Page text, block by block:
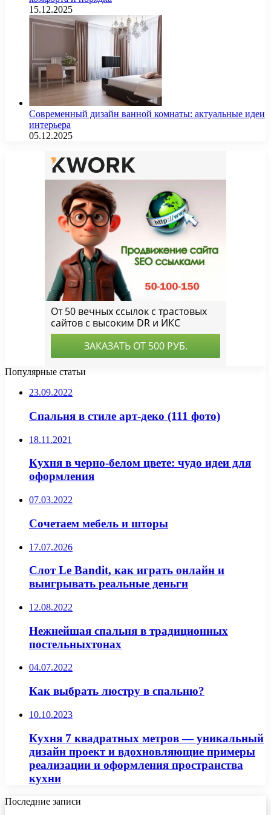
15.12.2025
Современный дизайн ванной комнаты: актуальные идеи
интерьера
05.12.2025
Популярные статьи
23.09.2022
Спальня в стиле арт-деко (111 фото)
18.11.2021
Кухня в черно-белом цвете: чудо идеи для
оформления
07.03.2022
Сочетаем мебель и шторы
17.07.2026
Слот Le Bandit, как играть онлайн и
выигрывать реальные деньги
12.08.2022
Нежнейшая спальня в традиционных
постельныхтонах
04.07.2022
Как выбрать люстру в спальню?
10.10.2023
Кухня 7 квадратных метров — уникальный
дизайн проект и вдохновляющие примеры
реализации и оформления пространства
кухни
Последние записи